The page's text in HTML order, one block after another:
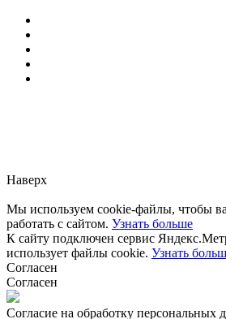
Наверх
Мы используем cookie-файлы, чтобы
работать с сайтом. Узнать больше
К сайту подключен сервис
использует файлы cookie. Узнать
Согласен
Согласен
Согласие на обработку